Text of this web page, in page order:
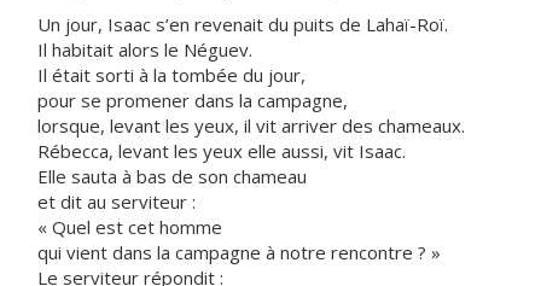
Un jour, Isaac s’en revenait du puits de Lahaï-Roï.
Il habitait alors le Néguev.
Il était sorti à la tombée du jour,
pour se promener dans la campagne,
lorsque, levant les yeux, il vit arriver des chameaux.
Rébecca, levant les yeux elle aussi, vit Isaac.
Elle sauta à bas de son chameau
et dit au serviteur :
« Quel est cet homme
qui vient dans la campagne à notre rencontre ? »
Le serviteur répondit :